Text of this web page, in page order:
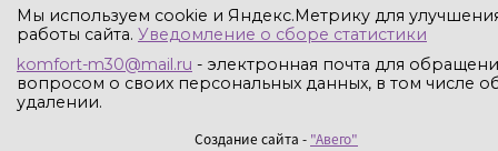
Мы используем cookie и Яндекс.Метрику для
работы сайта. Уведомление о сборе статистики
komfort-m30@mail.ru - электронная почта для
вопросом о своих персональных данных, в том числе
удалении.
Создание сайта - "Авего"